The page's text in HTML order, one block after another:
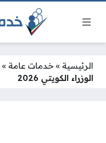
الرئيسية » خدمات عامة »
الوزراء الكويتي 2026